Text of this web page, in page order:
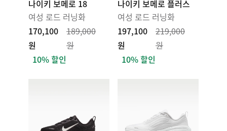
나이키 보메로 18
여성 로드 러닝화
170,100
원
189,000
원
10% 할인
나이키 보메로 플러스
여성 로드 러닝화
197,100
원
219,000
원
10% 할인